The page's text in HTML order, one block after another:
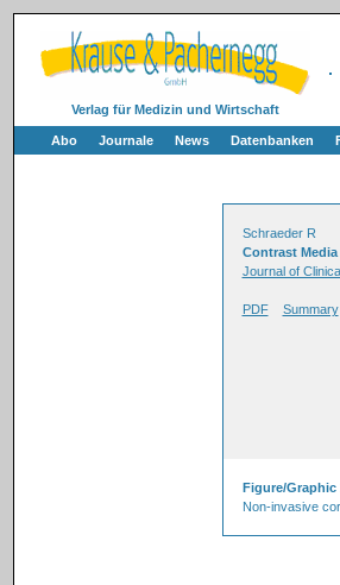
Verlag für Medizin und Wirtschaft
Abo Journale News Datenbanken
Schraeder R
Contrast
Journal of
PDF Summary
Figure/
Non-invasive